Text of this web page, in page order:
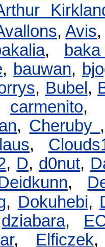
,Avis,
,
, bauwan,
, Bubel ,
carmenito
, Cheruby
,
, D, d0nut,
,
, Dokuhebi,
dziabara,
, Elficzek